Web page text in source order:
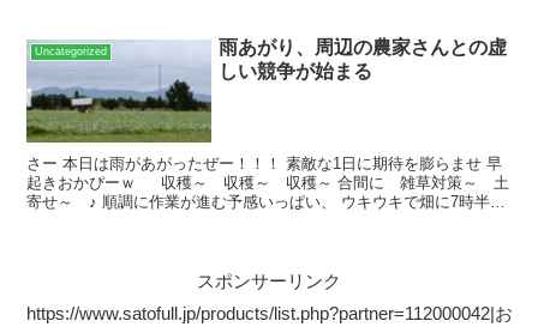
Uncategorized
雨あがり、周辺の農家さんとの虚
しい競争が始まる
さー 本日は雨があがったぜー！！！ 素敵な1日に期待を膨らませ 早
起きおかぴーｗ 収穫～ 収穫～ 収穫～ 合間に 雑草対策～ 土
寄せ～ ♪ 順調に作業が進む予感いっぱい、 ウキウキで畑に7時半ご
スポンサーリンク
https://www.satofull.jp/products/list.php?partner=112000042|お